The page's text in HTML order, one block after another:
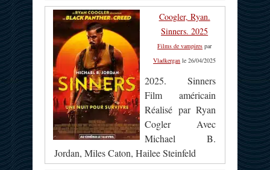
Coogler, Ryan.
Sinners. 2025
Films de vampires par
Vladkergan le 26/04/2025
2025. Sinners
Film américain
Réalisé par Ryan
Cogler Avec
Michael B.
Jordan, Miles Caton, Hailee Steinfeld